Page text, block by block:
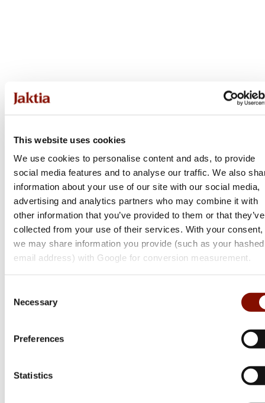
This website uses cookies
We use cookies to personalise content and ads, to provide
social media features and to analyse our traffic. We also
information about your use of our site with our social media,
advertising and analytics partners who may combine it with
other information that you’ve provided to them or that they’ve
collected from your use of their services. With your consent,
we may share information you provide (such as your hashed
email address) with Google for conversion measurement.
Selection
Necessary
Preferences
Statistics
Browning
BLR Lightweight Tracker Battue
Online: I lager